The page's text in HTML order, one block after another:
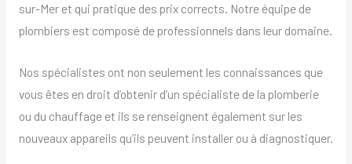
sur-Mer et qui pratique des prix corrects. Notre équipe de
plombiers est composé de professionnels dans leur domaine.
Nos spécialistes ont non seulement les connaissances que
vous êtes en droit d’obtenir d’un spécialiste de la plomberie
ou du chauffage et ils se renseignent également sur les
nouveaux appareils qu’ils peuvent installer ou à diagnostiquer.